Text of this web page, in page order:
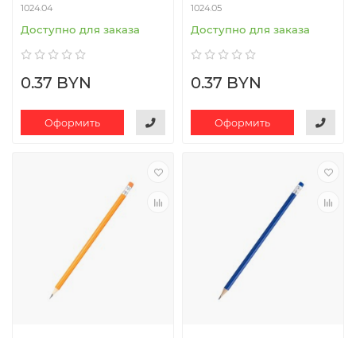
1024.04
Доступно для заказа
0.37 BYN
Оформить
1024.05
Доступно для заказа
0.37 BYN
Оформить